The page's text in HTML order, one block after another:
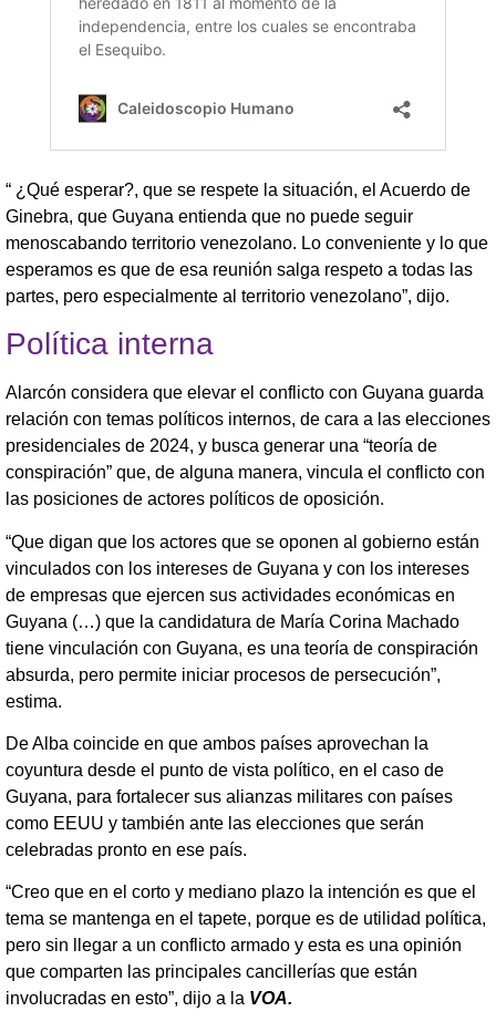
“ ¿Qué esperar?, que se respete la situación, el Acuerdo de
Ginebra, que Guyana entienda que no puede seguir
menoscabando territorio venezolano. Lo conveniente y lo que
esperamos es que de esa reunión salga respeto a todas las
partes, pero especialmente al territorio venezolano”, dijo.
Política interna
Alarcón considera que elevar el conflicto con Guyana guarda
relación con temas políticos internos, de cara a las elecciones
presidenciales de 2024, y busca generar una “teoría de
conspiración” que, de alguna manera, vincula el conflicto con
las posiciones de actores políticos de oposición.
“Que digan que los actores que se oponen al gobierno están
vinculados con los intereses de Guyana y con los intereses
de empresas que ejercen sus actividades económicas en
Guyana (…) que la candidatura de María Corina Machado
tiene vinculación con Guyana, es una teoría de conspiración
absurda, pero permite iniciar procesos de persecución”,
estima.
De Alba coincide en que ambos países aprovechan la
coyuntura desde el punto de vista político, en el caso de
Guyana, para fortalecer sus alianzas militares con países
como EEUU y también ante las elecciones que serán
celebradas pronto en ese país.
“Creo que en el corto y mediano plazo la intención es que el
tema se mantenga en el tapete, porque es de utilidad política,
pero sin llegar a un conflicto armado y esta es una opinión
que comparten las principales cancillerías que están
involucradas en esto”, dijo a la VOA.